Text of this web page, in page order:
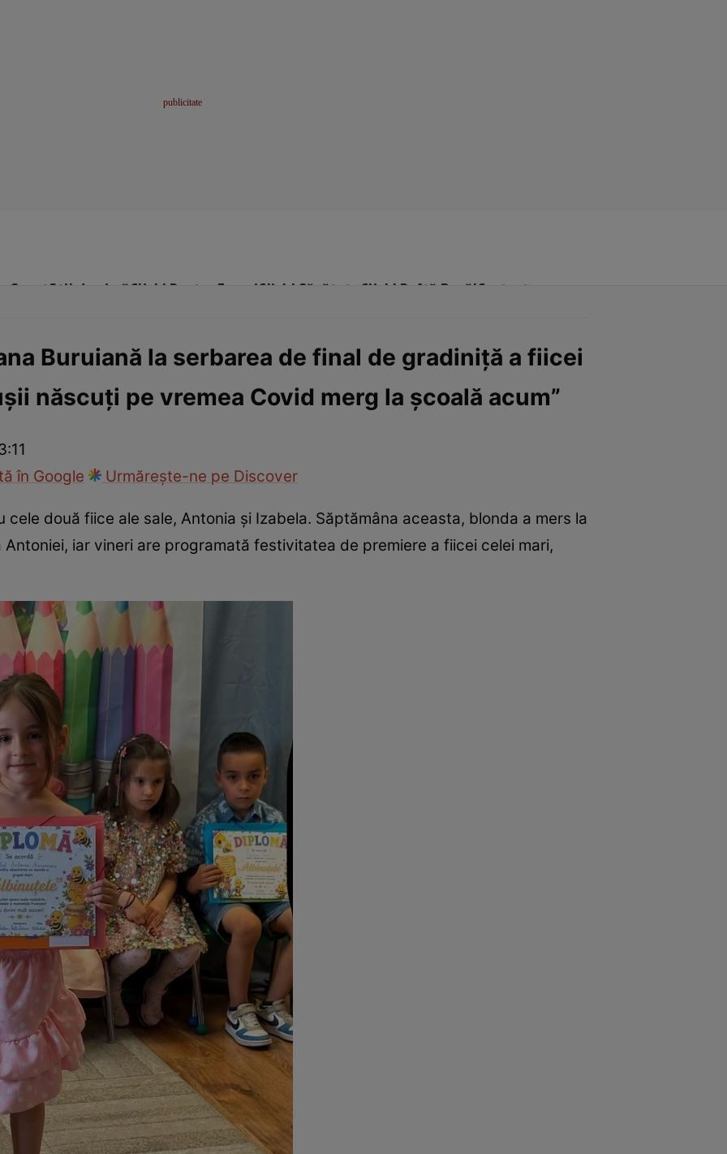
SportStil de viațăClick! Pentru FemeiClick! Sănătate Click! Poftă Bună!Contact
Paparazzii Click!
Buruiană la serbarea de final de gradiniță a fiicei
născuți pe vremea Covid merg la școală acum”
în Google
Urmărește-ne pe Discover
cele două fiice ale sale, Antonia și Izabela. Săptămâna aceasta, blonda a mers la
iar vineri are programată festivitatea de premiere a fiicei celei mari,